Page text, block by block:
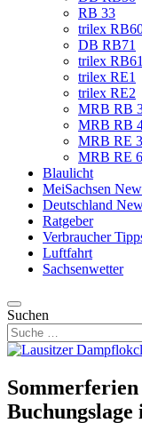
RB 33
trilex
DB RB71
trilex RB61
trilex RE1
trilex RE2
MRB RB
MRB RB
MRB RE 3
MRB RE 6
Blaulicht
MeiSachsen
Deutschland
Ratgeber
Verbraucher
Luftfahrt
Sachsenwetter
Suchen
Buchungslage